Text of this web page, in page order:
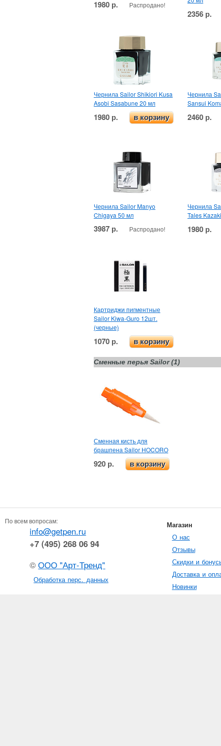
1980 р. Распродано!
2356 р.
Чернила Sailor Shikiori Kusa
Asobi Sasabune 20 мл
1980 р. в корзину
Чернила
Sansui
2460 р.
Чернила Sailor Manyo
Chigaya 50 мл
3987 р. Распродано!
Чернила
Tales
1980 р.
Картриджи пигментные
Sailor Kiwa-Guro 12шт.
(черные)
1070 р. в корзину
Сменные перья Sailor (1)
Сменная кисть для
брашпена Sailor HOCORO
920 р. в корзину
По всем вопросам:
info@getpen.ru
+7 (495) 268 06 94
©ООО "Арт-Тренд"
Обработка перс. данных
Магазин
О нас
Отзывы
Скидки и
Доставка и
Новинки